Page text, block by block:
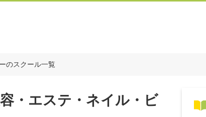
のスクール一覧
・エステ・ネイル・ビ